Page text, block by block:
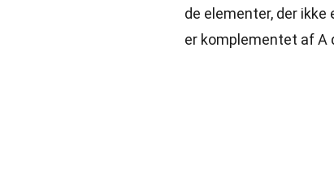
de elementer, der
er komplementet af A